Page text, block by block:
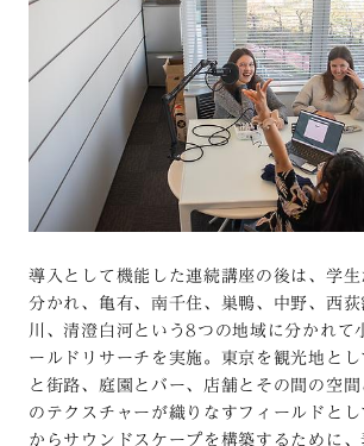
導入として機能した連続講座の後は、学生
分かれ、亀有、南千住、巣鴨、中野、西
川、清澄白河という8つの地域に分かれて
ールドリサーチを実施。東京を観光地と
と街路、庭園とバー、店舗とその間の空
のテクスチャーが織りなすフィールドと
からサウンドスケープを構築するために